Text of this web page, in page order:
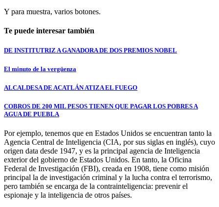
Y para muestra, varios botones.
Te puede interesar también
DE INSTITUTRIZ A GANADORA DE DOS PREMIOS NOBEL
El minuto de la vergüenza
ALCALDESA DE ACATLÁN ATIZA EL FUEGO
COBROS DE 200 MIL PESOS TIENEN QUE PAGAR LOS POBRES A
AGUA DE PUEBLA
Por ejemplo, tenemos que en Estados Unidos se encuentran tanto la
Agencia Central de Inteligencia (CIA, por sus siglas en inglés), cuyo
origen data desde 1947, y es la principal agencia de Inteligencia
exterior del gobierno de Estados Unidos. En tanto, la Oficina
Federal de Investigación (FBI), creada en 1908, tiene como misión
principal la de investigación criminal y la lucha contra el terrorismo,
pero también se encarga de la contrainteligencia: prevenir el
espionaje y la inteligencia de otros países.